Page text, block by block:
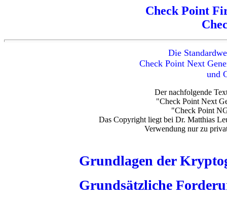
Check Point
Die
Check Point Next
und
Der nachfolgende
"Check Point Next
"Check Point
Das Copyright liegt bei Dr. Matthias
Verwendung nur zu
Grundlagen der
Grundsätzliche